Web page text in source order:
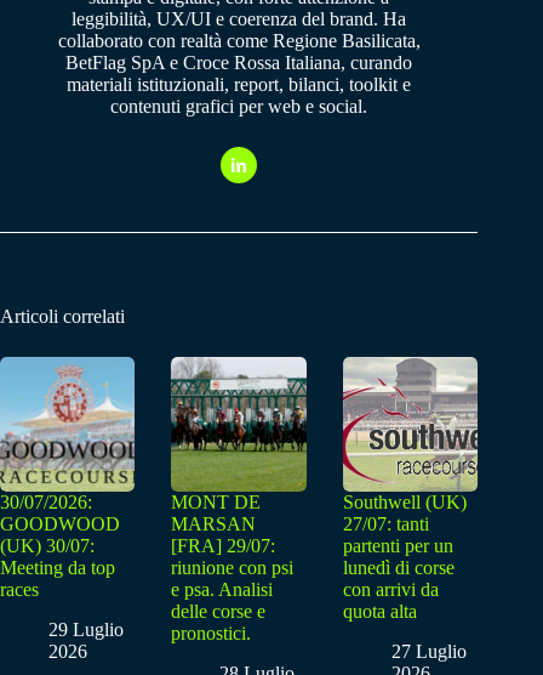
leggibilità, UX/UI e coerenza del brand. Ha
collaborato con realtà come Regione Basilicata,
BetFlag SpA e Croce Rossa Italiana, curando
materiali istituzionali, report, bilanci, toolkit e
contenuti grafici per web e social.
Articoli correlati
30/07/2026:
GOODWOOD
(UK) 30/07:
Meeting da top
races
29 Luglio
2026
MONT DE
MARSAN
[FRA] 29/07:
riunione con psi
e psa. Analisi
delle corse e
pronostici.
Southwell (UK)
27/07: tanti
partenti per un
lunedì di corse
con arrivi da
quota alta
27 Luglio